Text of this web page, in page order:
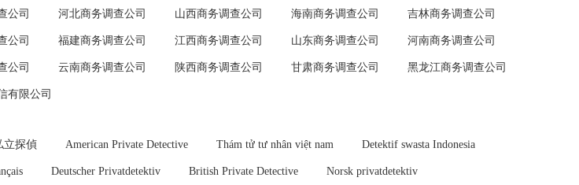
公司 河北商务调查公司 山西商务调查公司 海南商务调查公司 吉林商务调查公司
公司 福建商务调查公司 江西商务调查公司 山东商务调查公司 河南商务调查公司
公司 云南商务调查公司 陕西商务调查公司 甘肃商务调查公司 黑龙江商务调查公司
有限公司
立探偵 American Private Detective Thám tử tư nhân việt nam Detektif swasta Indonesia
Deutscher Privatdetektiv British Private Detective Norsk privatdetektiv